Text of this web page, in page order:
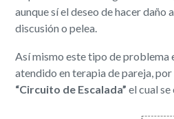
aunque sí el deseo de hacer daño
discusión o pelea.
Así mismo este tipo de problema
atendido en terapia de pareja, por
“Circuito de Escalada” el cual